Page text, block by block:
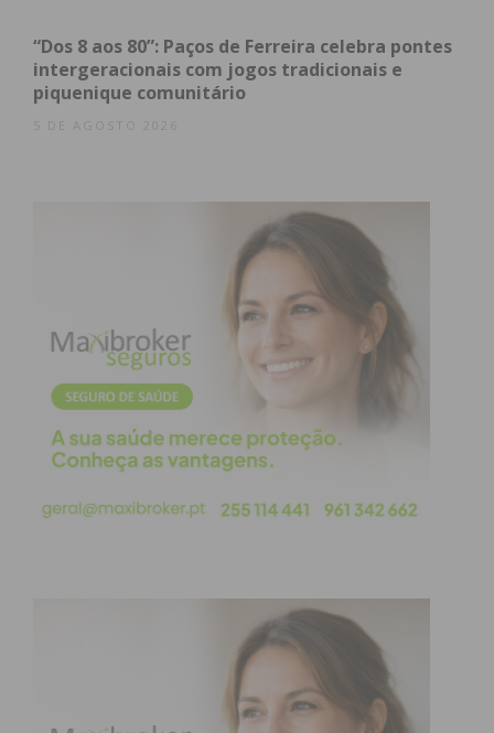
Subscreva a newsletter do
Imediato
atualizada.
Eu li e concordo com os
termos e
“Dos 8 aos 80”: Paços de Ferreira celebra pontes
intergeracionais com jogos tradicionais e
piquenique comunitário
5 DE AGOSTO 2026